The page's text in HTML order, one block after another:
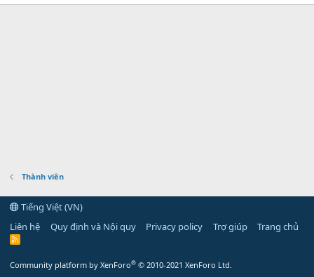
Thành viên
Tiếng Việt (VN)
Liên hệ
Quy định và Nội quy Privacy policy Trợ giúp Trang chủ
R
Community platform by XenForo® © 2010-2021 XenForo Ltd.